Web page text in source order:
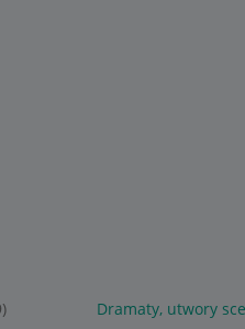
Dramaty, utwory